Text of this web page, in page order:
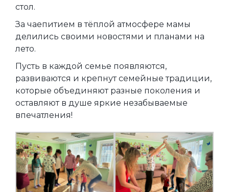
стол.
За чаепитием в тёплой атмосфере мамы
делились своими новостями и планами на
лето.
Пусть в каждой семье появляются,
развиваются и крепнут семейные традиции,
которые объединяют разные поколения и
оставляют в душе яркие незабываемые
впечатления!